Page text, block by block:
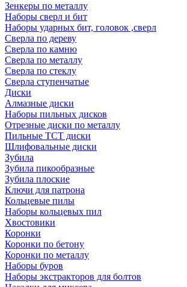
Зенкеры по металлу
Наборы сверл и бит
Наборы ударных бит, головок ,сверл
Сверла по дереву
Сверла по камню
Сверла по металлу
Сверла по стеклу
Сверла ступенчатые
Диски
Алмазные диски
Наборы пильных дисков
Отрезные диски по металлу
Пильные TCT диски
Шлифовальные диски
Зубила
Зубила пикообразные
Зубила плоские
Ключи для патрона
Кольцевые пилы
Наборы кольцевых пил
Хвостовики
Коронки
Коронки по бетону
Коронки по металлу
Наборы буров
Наборы экстракторов для болтов